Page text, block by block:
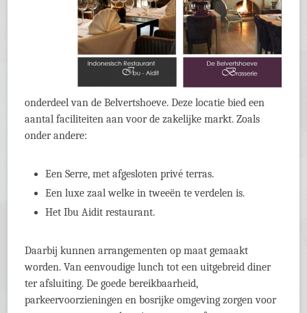
onderdeel van de Belvertshoeve. Deze locatie bied een
aantal faciliteiten aan voor de zakelijke markt. Zoals
onder andere:
Een Serre, met afgesloten privé terras.
Een luxe zaal welke in tweeën te verdelen is.
Het Ibu Aidit restaurant.
Daarbij kunnen arrangementen op maat gemaakt
worden. Van eenvoudige lunch tot een uitgebreid diner
ter afsluiting. De goede bereikbaarheid,
parkeervoorzieningen en bosrijke omgeving zorgen voor